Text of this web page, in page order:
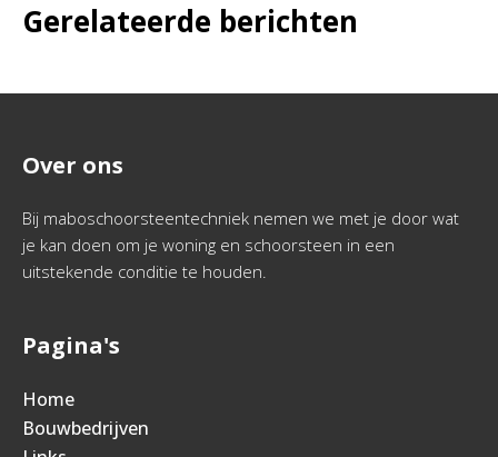
Gerelateerde berichten
Over ons
Bij maboschoorsteentechniek nemen we met je door wat
je kan doen om je woning en schoorsteen in een
uitstekende conditie te houden.
Pagina's
Home
Bouwbedrijven